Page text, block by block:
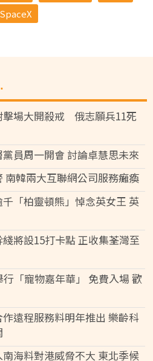
SpaceX
擊場大開殺戒 俄志願兵11死
員周一開會 討論卓慧思未來
南韓兩大互聯網公司服務癱瘓
「柏靈頓熊」悼念英女王 英
將設15打卡點 正收集荃灣至
「寵物嘉年華」 免費入場 歡
遠程服務料明年推出 樂齡科
海料對港威脅不大 東北季候